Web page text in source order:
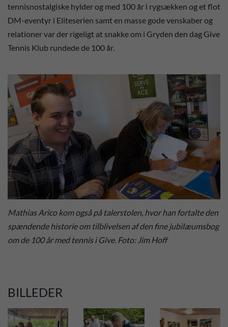
tennisnostalgiske hylder og med 100 år i rygsækken og et flot
DM-eventyr i Eliteserien samt en masse gode venskaber og
relationer var der rigeligt at snakke om i Gryden den dag Give
Tennis Klub rundede de 100 år.
Mathias Arico kom også på talerstolen, hvor han fortalte den
spændende historie om tilblivelsen af den fine jubilæumsbog
om de 100 år med tennis i Give. Foto: Jim Hoff
BILLEDER